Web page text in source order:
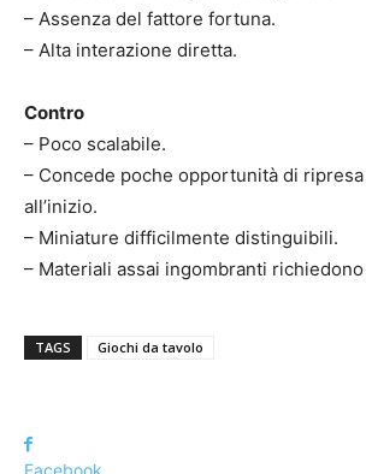
– Assenza del fattore fortuna.
– Alta interazione diretta.
Contro
– Poco scalabile.
– Concede poche opportunità di
all’inizio.
– Miniature difficilmente distinguibili.
– Materiali assai ingombranti
TAGS Giochi da tavolo
Facebook